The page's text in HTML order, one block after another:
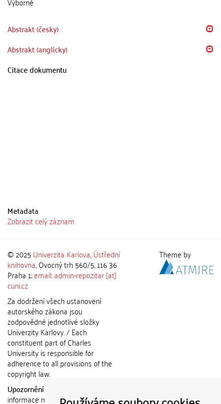
Abstrakt (česky)
Abstrakt (anglicky)
Citace dokumentu
Metadata
Zobrazit celý záznam
© 2025 Univerzita Karlova,Ústřední
knihovna, Ovocný trh 560/5, 116 36
Praha 1;email: admin-repozitar [at]
cuni.cz
Za dodržení všech ustanovení
autorského zákona jsou
zodpovědné jednotlivé složky
Univerzity Karlovy. / Each
constituent part of Charles
University is responsible for
adherence to all provisions of the
copyright law.
Upozornění / Notice:
informace nemohou být použity k
Theme by